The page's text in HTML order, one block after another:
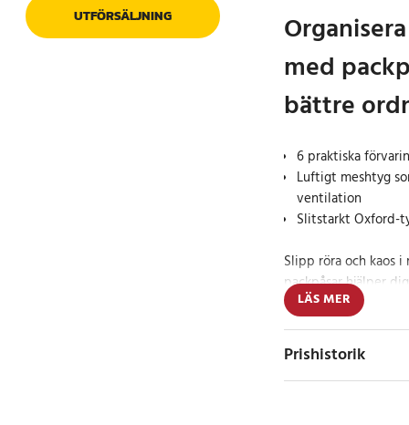
UTFÖRSÄLJNING
med
bättre
6 praktiska
Luftigt meshtyg
ventilation
Slitstarkt Oxford-
Slipp röra och kaos
packpåsar hjälper
och accessoarer,
weekendresa eller
LÄS MER
Prishistorik